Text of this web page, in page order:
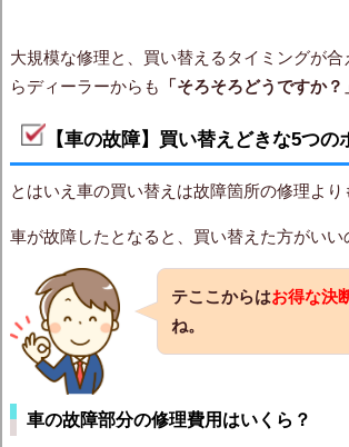
大規模な修理と、買い替えるタイミングが
らディーラーからも
「そろそろどうですか？
【車の故障】買い替えどきな5つの
とはいえ車の買い替えは故障箇所の修理よ
車が故障したとなると、買い替えた方がい
テここからはお得な決
ね。
車の故障部分の修理費用はいくら？